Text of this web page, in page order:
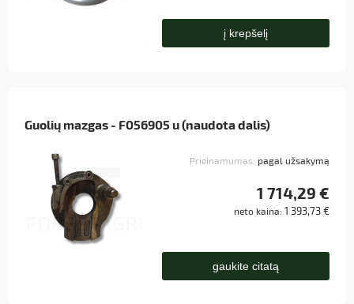
į krepšelį
Guolių mazgas - F056905 u (naudota dalis)
Prieinamumas: pagal užsakymą
1 714,29 €
neto kaina: 1 393,73 €
gaukite citatą